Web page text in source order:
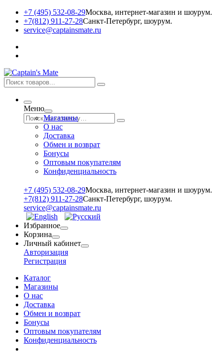
+7 (495) 532-08-29Москва, интернет-магазин и шоурум.
+7(812) 911-27-28Санкт-Петербург, шоурум.
service@captainsmate.ru
Меню
Магазины
О нас
Доставка
Обмен и возврат
Бонусы
Оптовым покупателям
Конфиденциальность
+7 (495) 532-08-29Москва, интернет-магазин и шоурум.
+7(812) 911-27-28Санкт-Петербург, шоурум.
service@captainsmate.ru
Избранное
Корзина
Личный кабинет
Авторизация
Регистрация
Каталог
Магазины
О нас
Доставка
Обмен и возврат
Бонусы
Оптовым покупателям
Конфиденциальность